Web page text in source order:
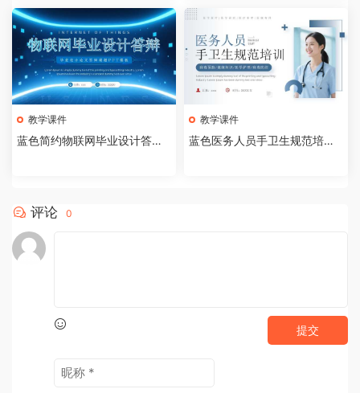
教学课件
蓝色简约物联网毕业设计答辩P
教学课件
蓝色医务人员手卫生规范培训
评论 0
提交